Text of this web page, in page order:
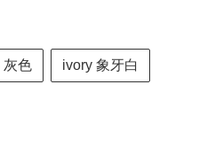
灰色 ivory 象牙白